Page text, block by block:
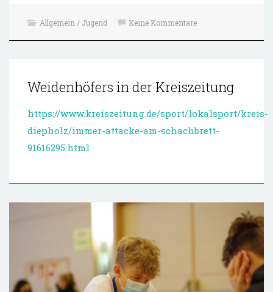
Allgemein / Jugend Keine Kommentare
Weidenhöfers in der Kreiszeitung
https://www.kreiszeitung.de/sport/lokalsport/kreis-
diepholz/immer-attacke-am-schachbrett-
91616295.html